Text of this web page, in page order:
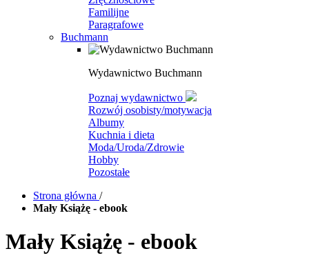
Familijne
Paragrafowe
Buchmann
Wydawnictwo Buchmann
Poznaj wydawnictwo
Rozwój osobisty/motywacja
Albumy
Kuchnia i dieta
Moda/Uroda/Zdrowie
Hobby
Pozostałe
Strona główna /
Mały Książę - ebook
Mały Książę - ebook